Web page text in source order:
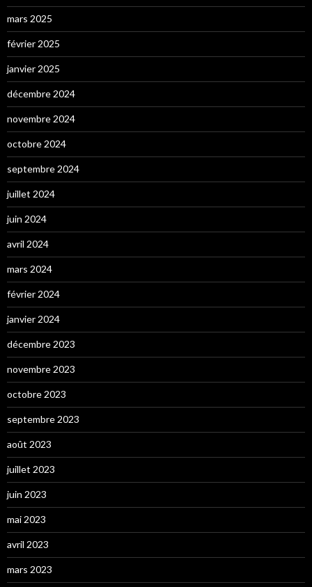
mars 2025
février 2025
janvier 2025
décembre 2024
novembre 2024
octobre 2024
septembre 2024
juillet 2024
juin 2024
avril 2024
mars 2024
février 2024
janvier 2024
décembre 2023
novembre 2023
octobre 2023
septembre 2023
août 2023
juillet 2023
juin 2023
mai 2023
avril 2023
mars 2023